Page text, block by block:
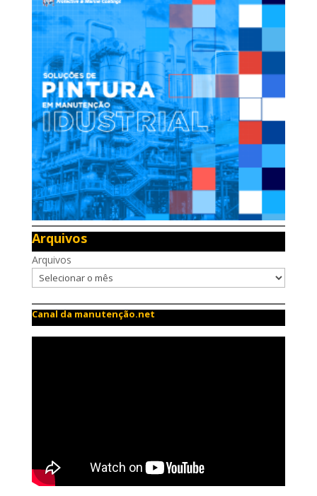
Arquivos
Arquivos
Canal da manutenção.net